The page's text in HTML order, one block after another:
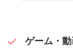
ゲーム・